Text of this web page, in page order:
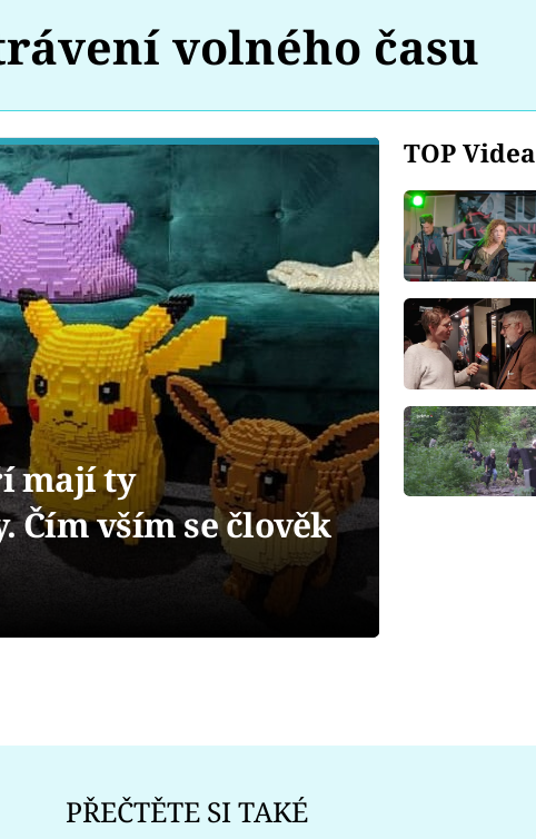
volného času
TOP Videa
mají ty
Čím vším se člověk
PŘEČTĚTE SI TAKÉ